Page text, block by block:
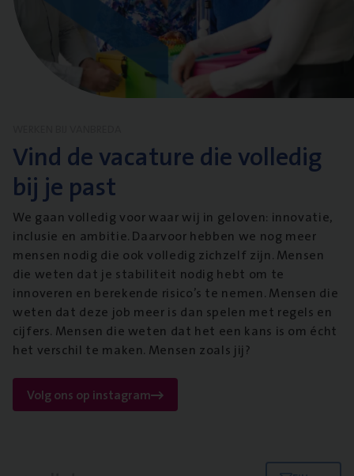
Vind de vacature die volledig
bij je past
We gaan volledig voor waar wij in geloven: innovatie,
inclusie en ambitie. Daarvoor hebben we nog meer
mensen nodig die ook volledig zichzelf zijn. Mensen
die weten dat je stabiliteit nodig hebt om te
innoveren en berekende risico’s te nemen. Mensen die
weten dat deze job meer is dan spelen met regels en
cijfers. Mensen die weten dat het een kans is om écht
het verschil te maken. Mensen zoals jij?
Volg ons op instagram